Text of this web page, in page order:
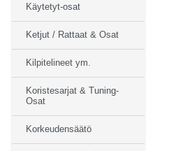
Käytetyt-osat
Ketjut / Rattaat & Osat
Kilpitelineet ym.
Koristesarjat & Tuning-
Osat
Korkeudensäätö